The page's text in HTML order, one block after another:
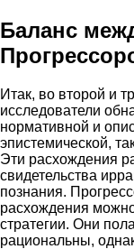
Баланс
Итак, во второй и
исследователи
нормативной и
эпистемической,
Эти расхождения
свидетельства
познания.
расхождения
стратегии. Они
рациональны,